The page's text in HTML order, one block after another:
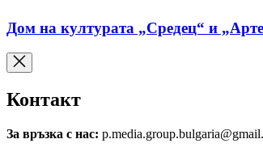
Дом на културата „Средец“ и
Контакт
За връзка с нас: